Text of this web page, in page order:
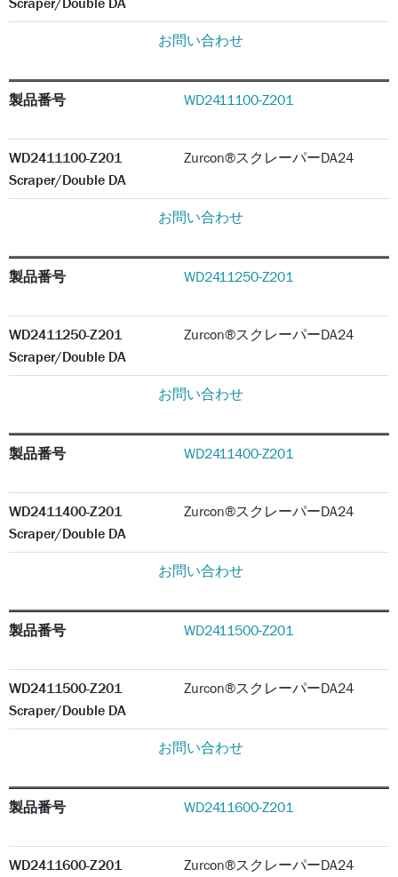
お問い合わせ
製品番号 WD2411100-Z201
WD2411100-Z201
Scraper/Double DA
Zurcon®スクレーパーDA24
お問い合わせ
製品番号 WD2411250-Z201
WD2411250-Z201
Scraper/Double DA
Zurcon®スクレーパーDA24
お問い合わせ
製品番号 WD2411400-Z201
WD2411400-Z201
Scraper/Double DA
Zurcon®スクレーパーDA24
お問い合わせ
製品番号 WD2411500-Z201
WD2411500-Z201
Scraper/Double DA
Zurcon®スクレーパーDA24
お問い合わせ
製品番号 WD2411600-Z201
WD2411600-Z201
Zurcon®スクレーパーDA24